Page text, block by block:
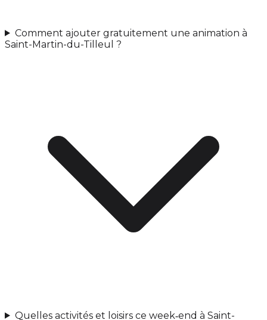
Comment ajouter gratuitement une animation à
Saint-Martin-du-Tilleul ?
Quelles activités et loisirs ce week‑end à Saint-